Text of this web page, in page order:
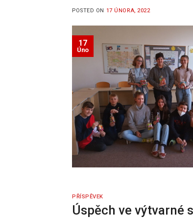
POSTED ON 17 ÚNORA, 2022
17
Úno
PŘÍSPĚVEK
Úspěch ve výtvarné